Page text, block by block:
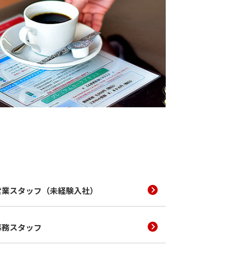
スタッフ（未経験入社）
スタッフ